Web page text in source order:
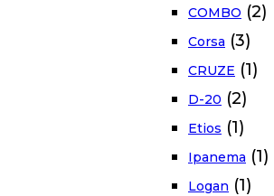
COMBO (2)
Corsa (3)
CRUZE (1)
D-20 (2)
Etios (1)
Ipanema (1)
Logan (1)